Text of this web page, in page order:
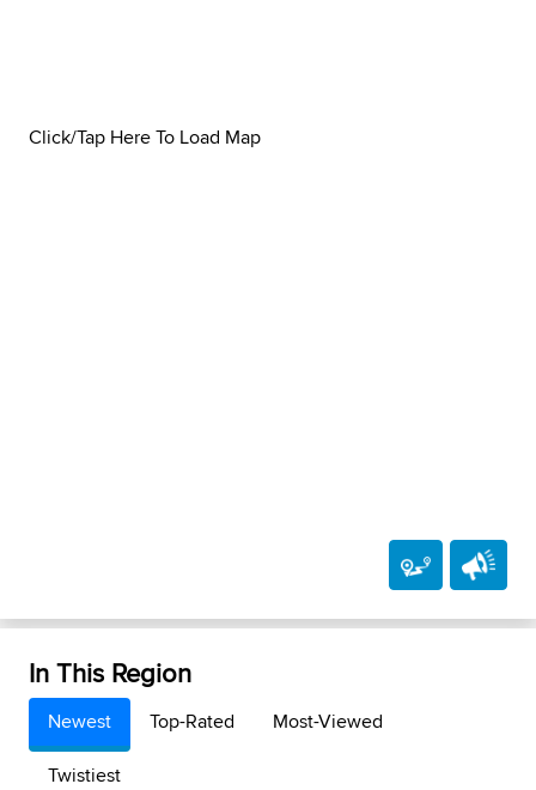
Click/Tap Here To Load Map
In This Region
Newest Top-Rated
Most-Viewed
Twistiest